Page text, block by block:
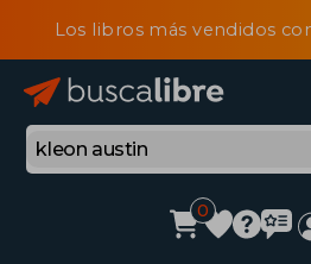
Los libros más vendidos
0